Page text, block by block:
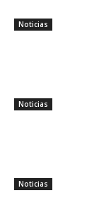
Noticias
Noticias
Noticias